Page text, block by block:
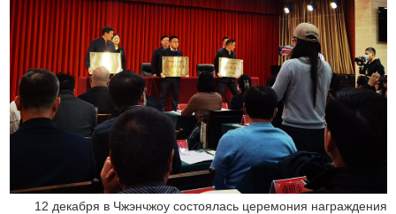
12 декабря в Чжэнчжоу состоялась церемония награждения